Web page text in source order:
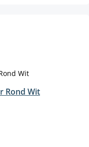
Rond Wit